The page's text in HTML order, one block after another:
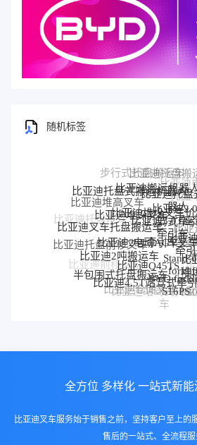
随机标签
比亚迪托盘堆垛车
比亚迪堆高叉车
比亚迪托盘式搬运机器人
比亚迪搬运机器
比亚迪托盘
器人
比亚迪
驾式牵
比亚
驾式
比亚迪
牵引
比亚迪3T托
车
比亚迪电动搬运车
比亚迪前移车
比亚迪前移叉车
比亚迪托盘前移叉车
比亚迪叉车托盘搬运车
比亚迪堆垛叉车
比亚迪堆垛叉车
比亚迪3.0T座
牵引车
比亚
牵
比
堆
比
比亚迪站驾式托盘
车
比亚迪仓储叉车
半包围式托盘搬运车
比亚迪2吨搬运车
比亚迪25T牵引车
电动AGV叉
Stand-
BYD
S16PS
比亚迪4.5T站驾式牵
比亚迪Q45TS
全方位 多样化 一站式新
比亚迪叉车服务始于销售之前，坚持客户至上的
售后的一站式、全流程服